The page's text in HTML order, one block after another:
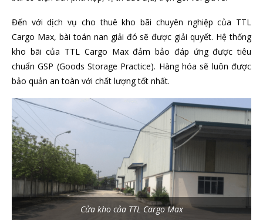
Đến với dịch vụ cho thuê kho bãi chuyên nghiệp của TTL
Cargo Max, bài toán nan giải đó sẽ được giải quyết. Hệ thống
kho bãi của TTL Cargo Max đảm bảo đáp ứng được tiêu
chuẩn GSP (Goods Storage Practice). Hàng hóa sẽ luôn được
bảo quản an toàn với chất lượng tốt nhất.
Cửa kho của TTL Cargo Max